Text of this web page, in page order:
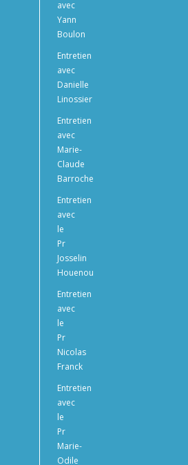
avec
Yann
Boulon
Entretien
avec
Danielle
Linossier
Entretien
avec
Marie-
Claude
Barroche
Entretien
avec
le
Pr
Josselin
Houenou
Entretien
avec
le
Pr
Nicolas
Franck
Entretien
avec
le
Pr
Marie-
Odile